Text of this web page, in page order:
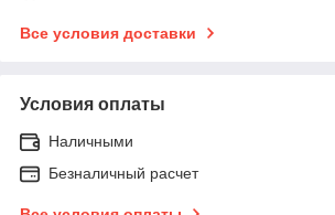
Все условия доставки
Условия оплаты
Наличными
Безналичный расчет